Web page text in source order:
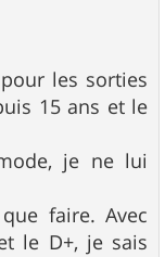
les sorties
15 ans et le
je ne lui
faire. Avec
le D+, je sais